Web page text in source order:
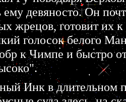
девяносто. Он
жрецов, готовит
голосок белого
к Чимпе и быстро
Инк в длительном